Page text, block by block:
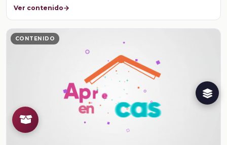
Ver contenido
CONTENIDO